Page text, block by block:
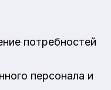
потребностей
персонала и